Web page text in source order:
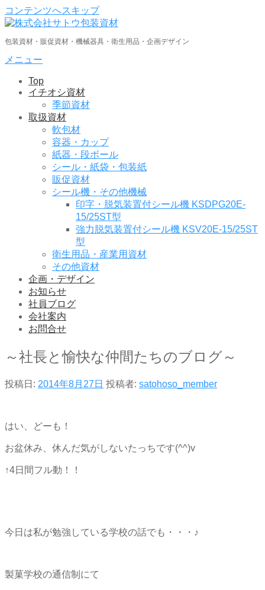
コンテンツへスキップ
包装資材・販促資材・機械器具・衛生用品・企画デザイン
メニュー
Top
イチオシ資材
季節資材
取扱資材
軟包材
容器・カップ
紙器・段ボール
シール・紙袋・包装紙
販促資材
シール機・その他機械
印字・脱気装置付シール機 KSDPG20E-
15/25ST型
強力脱気装置付シール機 KSV20E-15/25ST
型
衛生用品・産業用資材
その他資材
企画・デザイン
お知らせ
社員ブログ
会社案内
お問合せ
～社長と愉快な仲間たちのブログ～
投稿日: 2014年8月27日 投稿者: satohoso_member
はい、どーも！
お盆休み、休んだ気がしないたっちです(^^)v
↑4日間フル動！！
今日は私が勉強している学校の話でも・・・♪
製菓学校の通信制にて